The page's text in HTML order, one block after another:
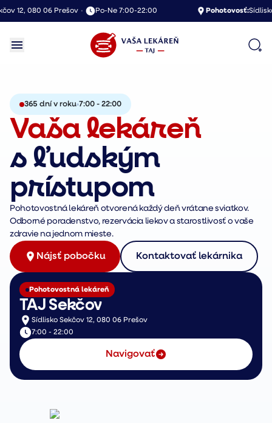
12, 080 06 Prešov • Po-Ne 7:00-22:00 Pohotovosť:Sídlisko
365 dní v roku 7:00 - 22:00
Vaša lekáreň
s ľudským
prístupom
Pohotovostná lekáreň otvorená každý deň vrátane sviatkov.
Odborné poradenstvo, rezervácia liekov a starostlivosť o vaše
zdravie na jednom mieste.
Nájsť pobočku Kontaktovať lekárnika
Pohotovostná lekáreň
TAJ Sekčov
Sídlisko Sekčov 12, 080 06 Prešov
7:00 - 22:00
Navigovať